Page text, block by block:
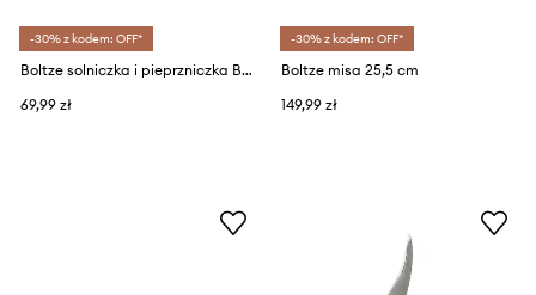
-30% z kodem: OFF*
Boltze solniczka i pieprzniczka Buffy 150 ml
69,99 zł
-30% z kodem: OFF*
Boltze misa 25,5 cm
149,99 zł